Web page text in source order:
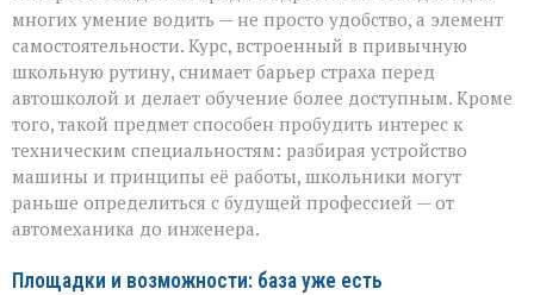
многих умение водить — не просто удобство, а элемент
самостоятельности. Курс, встроенный в привычную
школьную рутину, снимает барьер страха перед
автошколой и делает обучение более доступным. Кроме
того, такой предмет способен пробудить интерес к
техническим специальностям: разбирая устройство
машины и принципы её работы, школьники могут
раньше определиться с будущей профессией — от
автомеханика до инженера.
Площадки и возможности: база уже есть